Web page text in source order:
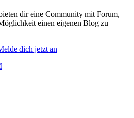
dir eine Community mit Forum,
einen eigenen Blog zu
dich jetzt an